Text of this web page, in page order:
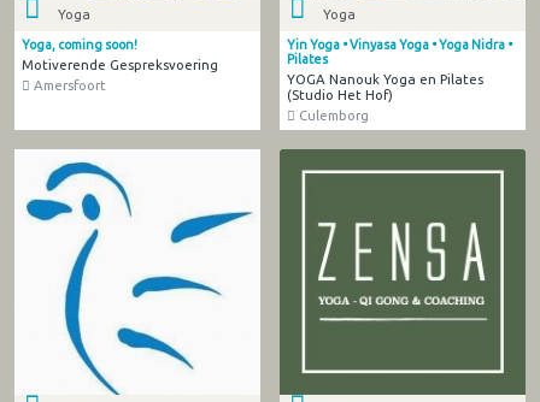
Yoga
Yoga, coming soon!
Motiverende Gespreksvoering
Amersfoort
Yoga
Yin Yoga • Vinyasa Yoga • Yoga Nidra •
Pilates
YOGA Nanouk Yoga en Pilates
(Studio Het Hof)
Culemborg